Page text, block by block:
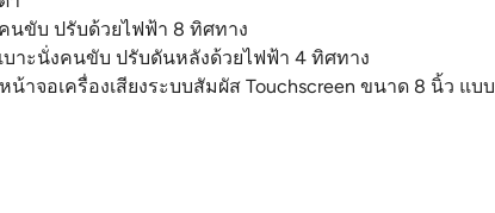
นขับ ปรับด้วยไฟฟ้า 8 ทิศทาง
บาะนั่งคนขับ ปรับดันหลังด้วยไฟฟ้า 4 ทิศทาง
าจอเครื่องเสียงระบบสัมผัส Touchscreen ขนาด 8 นิ้ว แบบ